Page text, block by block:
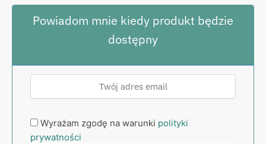
Powiadom mnie kiedy produkt będzie
dostępny
Wyrażam zgodę na warunki polityki
prywatności